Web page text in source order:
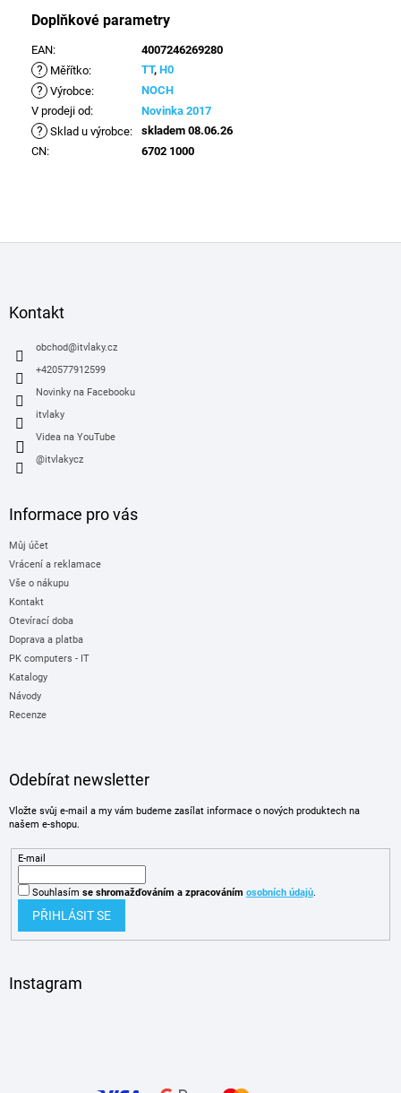
Doplňkové parametry
EAN: 4007246269280
? Měřítko: TT, H0
? Výrobce:
NOCH
V prodeji od: Novinka 2017
? Sklad u výrobce:
skladem 08.06.26
CN: 6702 1000
Kontakt
obchod@itvlaky.cz
+420577912599
Novinky na Facebooku
itvlaky
Videa na YouTube
@itvlakycz
Informace pro vás
Můj účet
Vrácení a reklamace
Vše o nákupu
Kontakt
Otevírací doba
Doprava a platba
PK computers - IT
Katalogy
Návody
Recenze
Odebírat newsletter
Vložte svůj e-mail a my vám budeme zasílat informace o nových produktech na
našem e-shopu.
E-mail
Souhlasím se shromažďováním a zpracováním osobních údajů.
PŘIHLÁSIT SE
Instagram